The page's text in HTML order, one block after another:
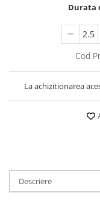
Durata
Cod
La achizitionarea
Descriere